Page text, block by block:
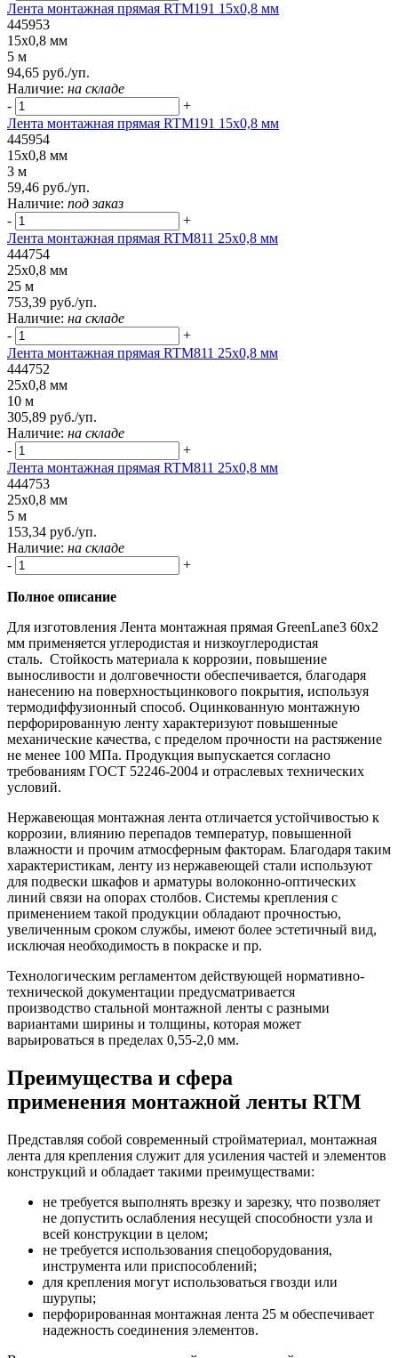
Лента монтажная прямая RTM191 15x0,8 мм
445953
15x0,8 мм
5 м
94,65 руб./уп.
Наличие: на складе
-
+
Лента монтажная прямая RTM191 15x0,8 мм
445954
15x0,8 мм
3 м
59,46 руб./уп.
Наличие: под заказ
-
+
Лента монтажная прямая RTM811 25x0,8 мм
444754
25x0,8 мм
25 м
753,39 руб./уп.
Наличие: на складе
-
+
Лента монтажная прямая RTM811 25x0,8 мм
444752
25x0,8 мм
10 м
305,89 руб./уп.
Наличие: на складе
-
+
Лента монтажная прямая RTM811 25x0,8 мм
444753
25x0,8 мм
5 м
153,34 руб./уп.
Наличие: на складе
-
+
Полное описание
Для изготовления Лента монтажная прямая GreenLane3 60x2
мм применяется углеродистая и низкоуглеродистая
сталь. Стойкость материала к коррозии, повышение
выносливости и долговечности обеспечивается, благодаря
нанесению на поверхностьцинкового покрытия, используя
термодиффузионный способ. Оцинкованную монтажную
перфорированную ленту характеризуют повышенные
механические качества, с пределом прочности на растяжение
не менее 100 МПа. Продукция выпускается согласно
требованиям ГОСТ 52246-2004 и отраслевых технических
условий.
Нержавеющая монтажная лента отличается устойчивостью к
коррозии, влиянию перепадов температур, повышенной
влажности и прочим атмосферным факторам. Благодаря таким
характеристикам, ленту из нержавеющей стали используют
для подвески шкафов и арматуры волоконно-оптических
линий связи на опорах столбов. Системы крепления с
применением такой продукции обладают прочностью,
увеличенным сроком службы, имеют более эстетичный вид,
исключая необходимость в покраске и пр.
Технологическим регламентом действующей нормативно-
технической документации предусматривается
производство стальной монтажной ленты с разными
вариантами ширины и толщины, которая может
варьироваться в пределах 0,55-2,0 мм.
Преимущества и сфера
применения монтажной ленты RTM
Представляя собой современный стройматериал, монтажная
лента для крепления служит для усиления частей и элементов
конструкций и обладает такими преимуществами:
не требуется выполнять врезку и зарезку, что позволяет
не допустить ослабления несущей способности узла и
всей конструкции в целом;
не требуется использования спецоборудования,
инструмента или приспособлений;
для крепления могут использоваться гвозди или
шурупы;
перфорированная монтажная лента 25 м обеспечивает
надежность соединения элементов.